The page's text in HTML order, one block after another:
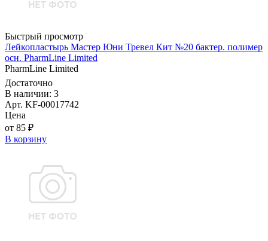
Быстрый просмотр
Лейкопластырь Мастер Юни Тревел Кит №20 бактер. полимер
осн. PharmLine Limited
PharmLine Limited
Достаточно
В наличии: 3
Арт. KF-00017742
Цена
от 85 ₽
В корзину